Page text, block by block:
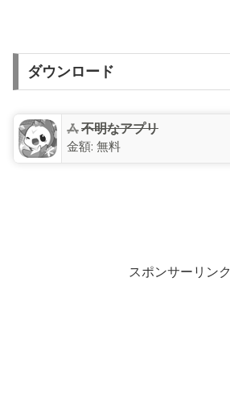
ダウンロード
不明なアプリ
金額: 無料
スポンサーリンク